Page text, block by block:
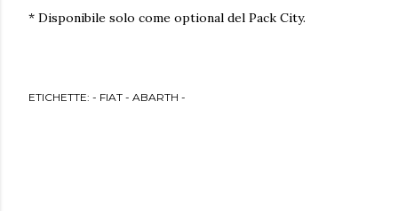
* Disponibile solo come optional del Pack City.
ETICHETTE: - FIAT - ABARTH -